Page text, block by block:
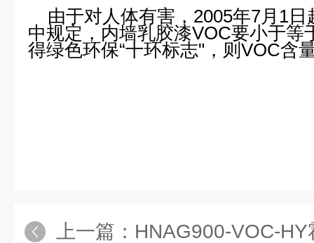
由于对人体有害，2005年7月1
中规定，内墙乳胶漆VOC要小于等
得绿色环保“十环标志"，则VOC含
上一篇： HNAG900-VOC-HY霍尼艾格河南